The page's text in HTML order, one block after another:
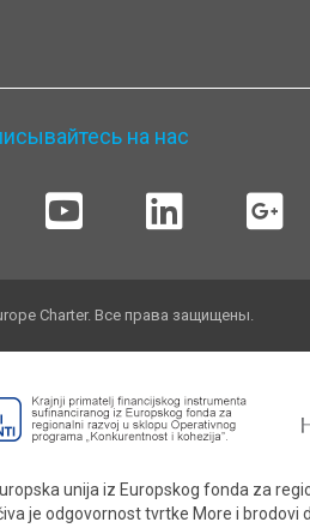
на нас
Charter. Все права защищены.
unija iz Europskog fonda za
je odgovornost tvrtke More i brodovi